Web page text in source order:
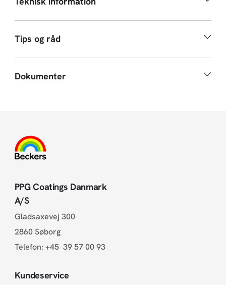
Tips og råd
Dokumenter
PPG Coatings Danmark
A/S
Gladsaxevej 300
2860 Søborg
Telefon: +45 39 57 00 93
Kundeservice